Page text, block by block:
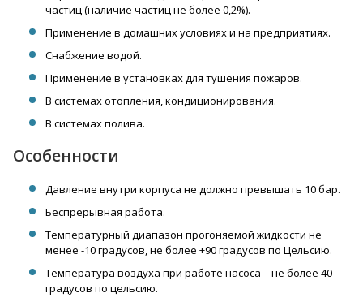
частиц (наличие частиц не более 0,2%).
Применение в домашних условиях и на предприятиях.
Снабжение водой.
Применение в установках для тушения пожаров.
В системах отопления, кондиционирования.
В системах полива.
Особенности
Давление внутри корпуса не должно превышать 10 бар.
Беспрерывная работа.
Температурный диапазон прогоняемой жидкости не
менее -10 градусов, не более +90 градусов по Цельсию.
Температура воздуха при работе насоса – не более 40
градусов по цельсию.